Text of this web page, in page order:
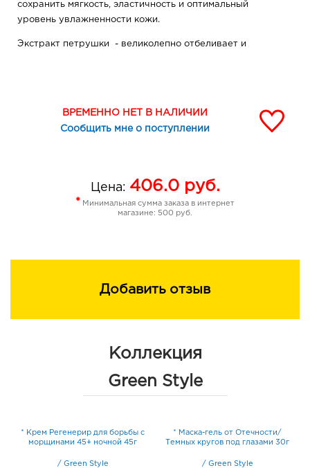
сохранить мягкость, эластичность и оптимальный
уровень увлажненности кожи.
Экстракт петрушки - великолепно отбеливает и
фиалки успокаивают, увлажняют кожу, улучшают цвет
Витаминный комплекс и сверхкритические СО2
экстракты таволги и арники обеспечивают мощную
антиоксидантную защиту клеток кожи.
ВРЕМЕННО НЕТ В НАЛИЧИИ
Сообщить мне о поступлении
Цена: 406.0руб.
* Минимальная сумма заказа в интернет
магазине: 500 руб.
Добавить отзыв
Коллекция
Green Style
* Крем Регенерир для борьбы с
морщинами 45+ ночной 45г
/ Green Style
* Маска-гель от Отечности/
Темных кругов под глазами 30г
/ Green Style